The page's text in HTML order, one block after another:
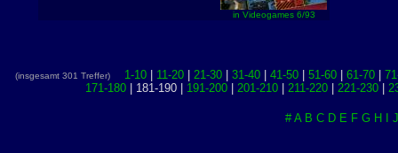
in Videogames 6/93
(insgesamt 301 Treffer) 1-10 11-20 21-30 31-40 41-50 51-60 61-70
171-180 | 181-190 | 191-200 201-210 211-220 221-230
# A B C D E F G H J